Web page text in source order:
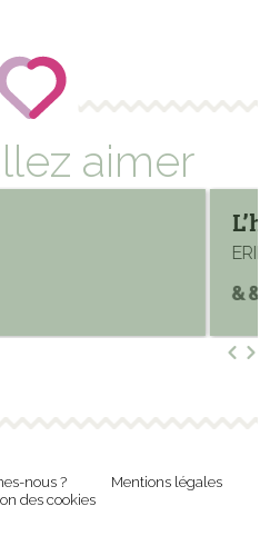
aimer
nous ?
Mentions légales
des cookies